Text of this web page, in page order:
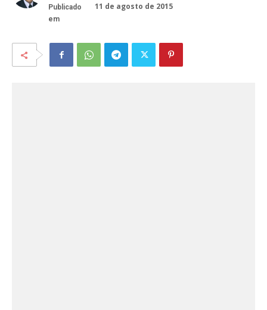
Publicado
em
11 de agosto de 2015